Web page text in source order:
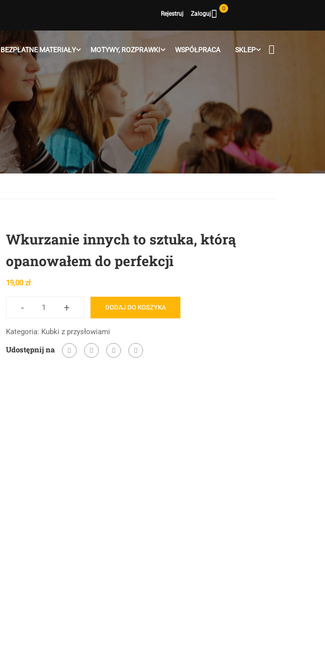
Rejestruj Zaloguj
0
BEZPŁATNE MATERIAŁY MOTYWY, ROZPRAWKI WSPÓŁPRACA SKLEP
Wkurzanie innych to sztuka, którą
opanowałem do perfekcji
19,00zł
-
ilość
to
+ DODAJ DO KOSZYKA
Kategoria: Kubki z przysłowiami
Udostępnij na